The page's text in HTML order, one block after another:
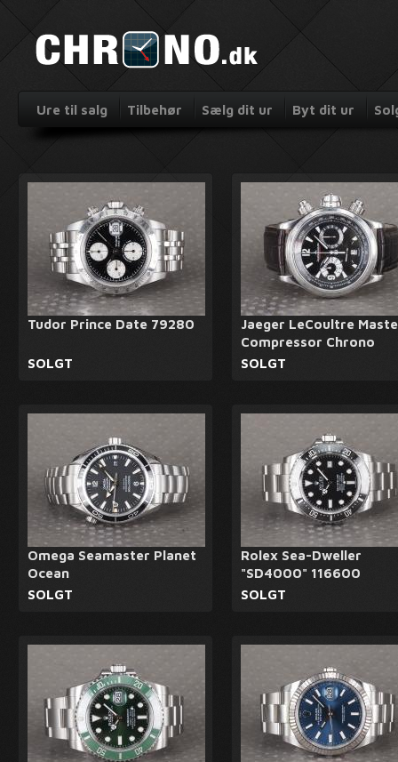
Ure til salg Tilbehør Sælg dit ur Byt dit ur
Tudor Prince Date 79280
SOLGT
Jaeger LeCoultre
Compressor Chrono
SOLGT
Omega Seamaster Planet
Ocean
SOLGT
Rolex Sea-Dweller
"SD4000" 116600
SOLGT